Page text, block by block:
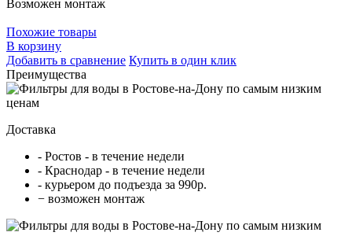
Возможен монтаж
Похожие товары
В корзину
Добавить в сравнение Купить в один клик
Преимущества
Доставка
- Ростов - в течение недели
- Краснодар - в течение недели
- курьером до подъезда за 990р.
− возможен монтаж